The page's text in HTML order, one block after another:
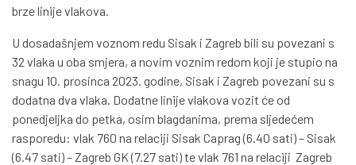
brze linije vlakova.
U dosadašnjem voznom redu Sisak i Zagreb bili su povezani s
32 vlaka u oba smjera, a novim voznim redom koji je stupio na
snagu 10. prosinca 2023. godine, Sisak i Zagreb povezani su s
dodatna dva vlaka. Dodatne linije vlakova vozit će od
ponedjeljka do petka, osim blagdanima, prema sljedećem
rasporedu: vlak 760 na relaciji Sisak Caprag (6.40 sati) – Sisak
(6.47 sati) – Zagreb GK (7.27 sati) te vlak 761 na relaciji Zagreb